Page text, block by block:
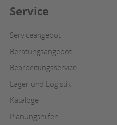
Service
Serviceangebot
Beratungsangebot
Bearbeitungsservice
Lager und Logistik
Kataloge
Planungshilfen